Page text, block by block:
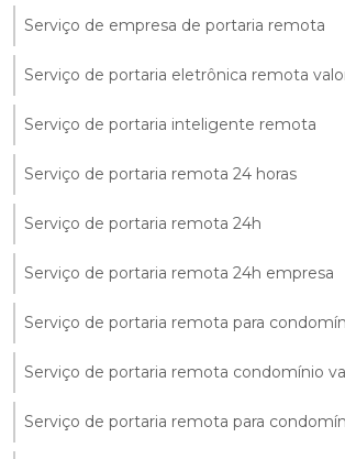
Serviço de empresa de portaria remota
Serviço de portaria eletrônica remota
Serviço de portaria inteligente remota
Serviço de portaria remota 24 horas
Serviço de portaria remota 24h
Serviço de portaria remota 24h empresa
Serviço de portaria remota para
Serviço de portaria remota condomínio
Serviço de portaria remota para